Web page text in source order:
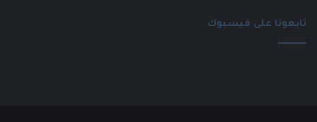
تابعونا على فيسبوك